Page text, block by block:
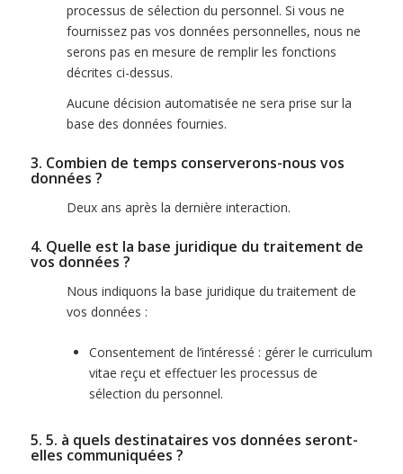
processus de sélection du personnel. Si vous ne
fournissez pas vos données personnelles, nous ne
serons pas en mesure de remplir les fonctions
décrites ci-dessus.
Aucune décision automatisée ne sera prise sur la
base des données fournies.
3. Combien de temps conserverons-nous vos
données ?
Deux ans après la dernière interaction.
4. Quelle est la base juridique du traitement de
vos données ?
Nous indiquons la base juridique du traitement de
vos données :
Consentement de l’intéressé : gérer le curriculum
vitae reçu et effectuer les processus de
sélection du personnel.
5. 5. à quels destinataires vos données seront-
elles communiquées ?